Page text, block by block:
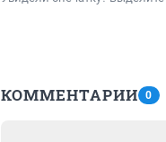
КОММЕНТАРИИ 0